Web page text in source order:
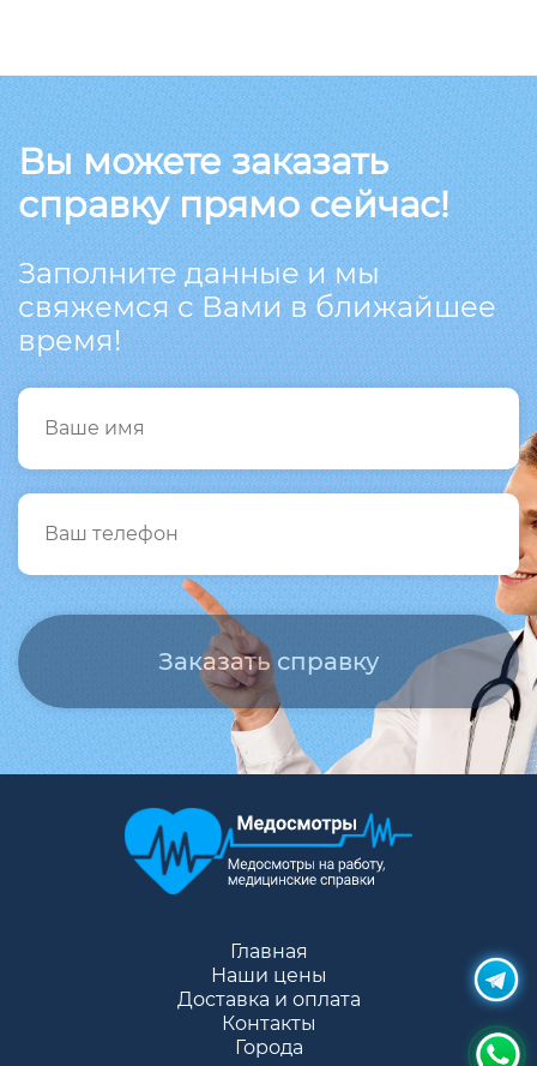
Вы можете заказать
справку прямо сейчас!
Заполните данные и мы
свяжемся с Вами в ближайшее
время!
Главная
Наши цены
Доставка и оплата
Контакты
Города